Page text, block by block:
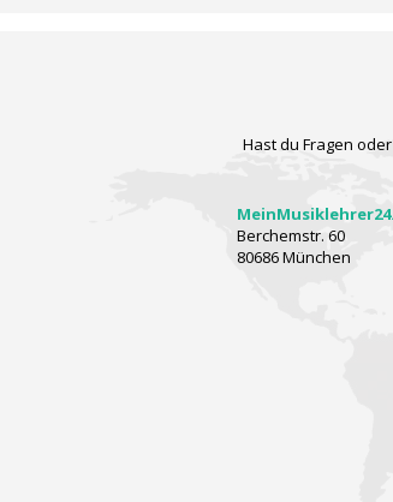
Hast du Fragen
Berchemstr. 60
80686 München